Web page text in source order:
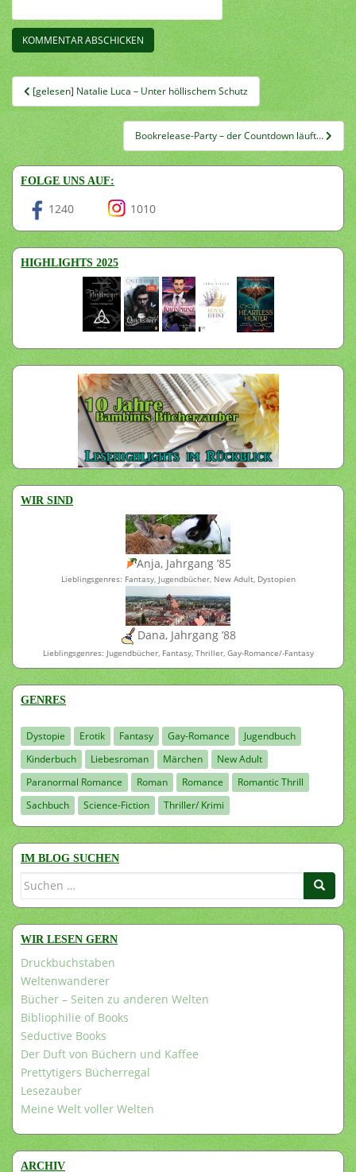
Beitragsnavigation
[gelesen] Natalie Luca – Unter höllischem Schutz
Bookrelease-Party – der Countdown läuft…
FOLGE UNS AUF:
1240 1010
HIGHLIGHTS 2025
WIR SIND
Anja, Jahrgang ’85
Lieblingsgenres: Fantasy, Jugendbücher, New Adult, Dystopien
Dana, Jahrgang ’88
Lieblingsgenres: Jugendbücher, Fantasy, Thriller, Gay-Romance/-Fantasy
GENRES
Dystopie Erotik Fantasy Gay-Romance
Jugendbuch
Kinderbuch
Liebesroman Märchen
New Adult
Paranormal Romance
Roman Romance
Romantic Thrill
Sachbuch
Science-Fiction Thriller/ Krimi
IM BLOG SUCHEN
Suchen
WIR LESEN GERN
Druckbuchstaben
Weltenwanderer
Bücher – Seiten zu anderen Welten
Bibliophilie of Books
Seductive Books
Der Duft von Büchern und Kaffee
Prettytigers Bücherregal
Lesezauber
Meine Welt voller Welten
ARCHIV